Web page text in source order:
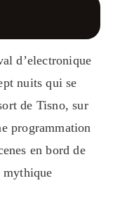
d’electronique
nuits qui se
de Tisno, sur
programmation
en bord de
mythique